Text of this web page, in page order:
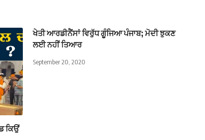
ਕਿਉਂ
ਖੇਤੀ ਆਰਡੀਨੈਂਸਾਂ ਵਿਰੁੱਧ ਗੂੰਜਿਆ ਪੰਜਾਬ; ਮੋਦੀ ਝੁਕਣ
ਲਈ ਨਹੀਂ ਤਿਆਰ
September 20, 2020